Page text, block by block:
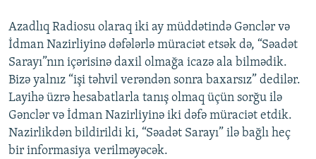
Azadlıq Radiosu olaraq iki ay müddətində Gənclər və
İdman Nazirliyinə dəfələrlə müraciət etsək də, “Səadət
Sarayı”nın içərisinə daxil olmağa icazə ala bilmədik.
Bizə yalnız “işi təhvil verəndən sonra baxarsız” dedilər.
Layihə üzrə hesabatlarla tanış olmaq üçün sorğu ilə
Gənclər və İdman Nazirliyinə iki dəfə müraciət etdik.
Nazirlikdən bildirildi ki, “Səadət Sarayı” ilə bağlı heç
bir informasiya verilməyəcək.